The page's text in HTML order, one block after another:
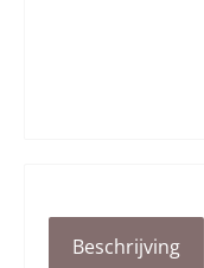
Beschrijving